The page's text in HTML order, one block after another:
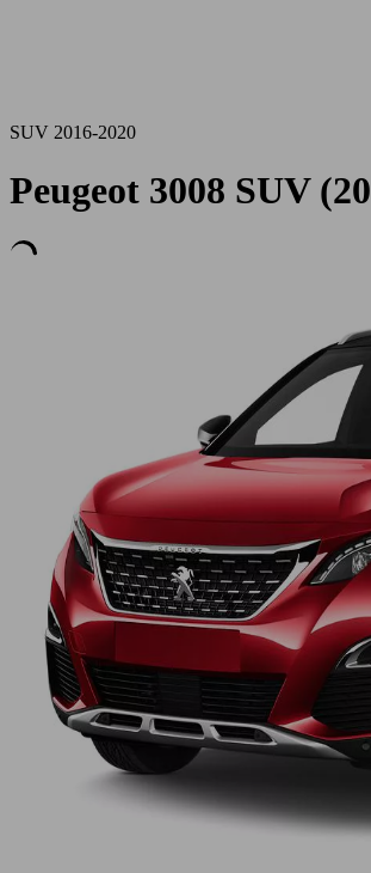
SUV 2016-2020
Peugeot 3008 SUV